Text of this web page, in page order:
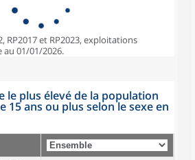
RP2017 et RP2023, exploitations
au 01/01/2026.
le plus élevé de la population
15 ans ou plus selon le sexe en